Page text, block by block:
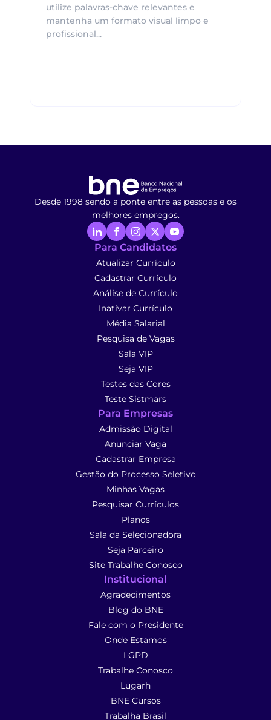
utilize palavras-chave relevantes e
mantenha um formato visual limpo e
profissional...
Desde 1998 sendo a ponte entre as pessoas e os
melhores empregos.
Para Candidatos
Atualizar Currículo
Cadastrar Currículo
Análise de Currículo
Inativar Currículo
Média Salarial
Pesquisa de Vagas
Sala VIP
Seja VIP
Testes das Cores
Teste Sistmars
Para Empresas
Admissão Digital
Anunciar Vaga
Cadastrar Empresa
Gestão do Processo Seletivo
Minhas Vagas
Pesquisar Currículos
Planos
Sala da Selecionadora
Seja Parceiro
Site Trabalhe Conosco
Institucional
Agradecimentos
Blog do BNE
Fale com o Presidente
Onde Estamos
LGPD
Trabalhe Conosco
Lugarh
BNE Cursos
Trabalha Brasil